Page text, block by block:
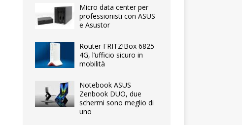
Micro data center per
professionisti con ASUS
e Asustor
Router FRITZ!Box 6825
4G, l’ufficio sicuro in
mobilità
Notebook ASUS
Zenbook DUO, due
schermi sono meglio di
uno